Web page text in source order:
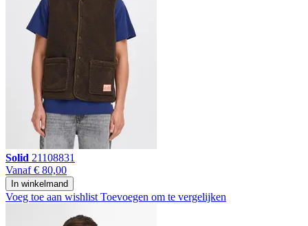
Solid 21108831
Vanaf € 80,00
In winkelmand
Voeg toe aan wishlist Toevoegen om te vergelijken